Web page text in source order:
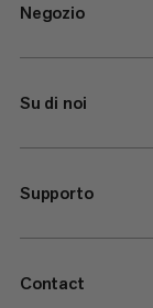
Negozio
Su di noi
Supporto
Contact